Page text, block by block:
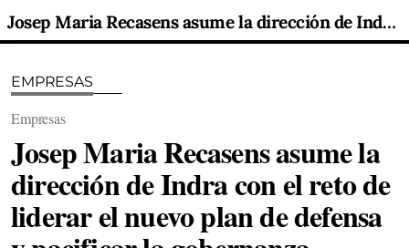
Josep Maria Recasens asume la dirección de Indra con el reto de liderar el nuevo plan de defensa y pacificar la gobernanza
EMPRESAS
Empresas
Josep Maria Recasens asume la
dirección de Indra con el reto de
liderar el nuevo plan de defensa